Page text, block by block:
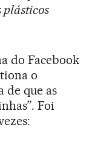
plásticos
do Facebook
o
que as
Foi